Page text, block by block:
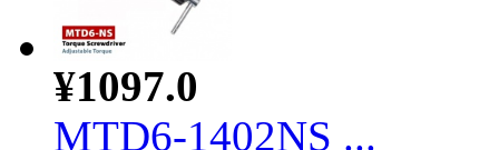
¥1097.0
MTD6-1402NS ...